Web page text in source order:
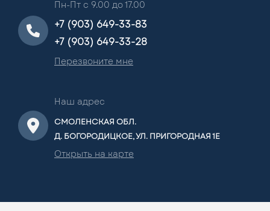
Пн-Пт с 9.00 до 17.00
+7 (903) 649-33-83
+7 (903) 649-33-28
Перезвоните мне
Наш адрес
СМОЛЕНСКАЯ ОБЛ.
Д. БОГОРОДИЦКОЕ, УЛ. ПРИГОРОДНАЯ 1Е
Открыть на карте